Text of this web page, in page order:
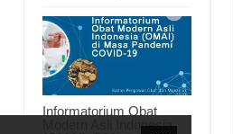
Informatorium Obat
Modern Asli Indonesia